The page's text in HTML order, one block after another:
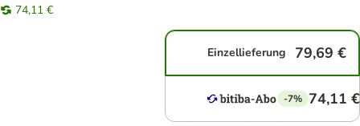
74,11 €
Einzellieferung 79,69 €
-7% 74,11 €